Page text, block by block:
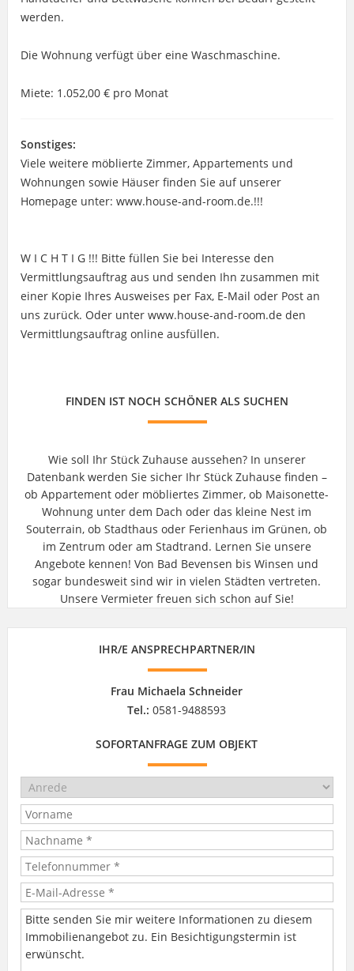
werden.
Die Wohnung verfügt über eine Waschmaschine.
Miete: 1.052,00 € pro Monat
Sonstiges:
Viele weitere möblierte Zimmer, Appartements und
Wohnungen sowie Häuser finden Sie auf unserer
Homepage unter: www.house-and-room.de.!!!
W I C H T I G !!! Bitte füllen Sie bei Interesse den
Vermittlungsauftrag aus und senden Ihn zusammen mit
einer Kopie Ihres Ausweises per Fax, E-Mail oder Post an
uns zurück. Oder unter www.house-and-room.de den
Vermittlungsauftrag online ausfüllen.
FINDEN IST NOCH SCHÖNER ALS SUCHEN
Wie soll Ihr Stück Zuhause aussehen? In unserer
Datenbank werden Sie sicher Ihr Stück Zuhause finden –
ob Appartement oder möbliertes Zimmer, ob Maisonette-
Wohnung unter dem Dach oder das kleine Nest im
Souterrain, ob Stadthaus oder Ferienhaus im Grünen, ob
im Zentrum oder am Stadtrand. Lernen Sie unsere
Angebote kennen! Von Bad Bevensen bis Winsen und
sogar bundesweit sind wir in vielen Städten vertreten.
Unsere Vermieter freuen sich schon auf Sie!
IHR/E ANSPRECHPARTNER/IN
Frau Michaela Schneider
Tel.: 0581-9488593
SOFORTANFRAGE ZUM OBJEKT